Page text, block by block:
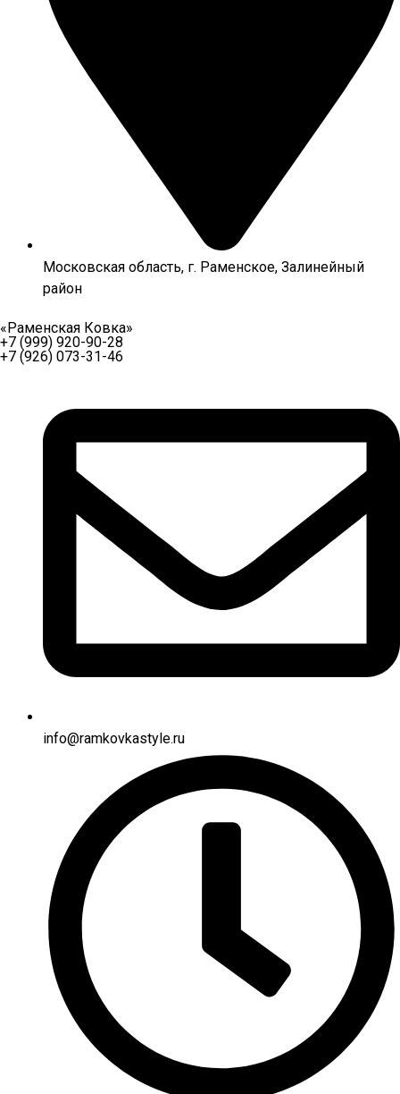
Московская область, г. Раменское, Залинейный
район
«Раменская Ковка»
+7 (999) 920-90-28
+7 (926) 073-31-46
info@ramkovkastyle.ru